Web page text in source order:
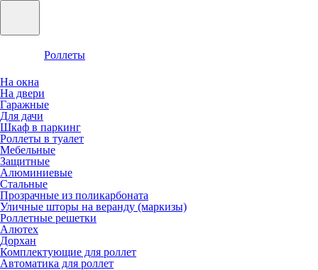
Роллеты
На окна
На двери
Гаражные
Для дачи
Шкаф в паркинг
Роллеты в туалет
Мебельные
Защитные
Алюминиевые
Стальные
Прозрачные из поликарбоната
Уличные шторы на веранду (маркизы)
Роллетные решетки
Алютех
Дорхан
Комплектующие для роллет
Автоматика для роллет